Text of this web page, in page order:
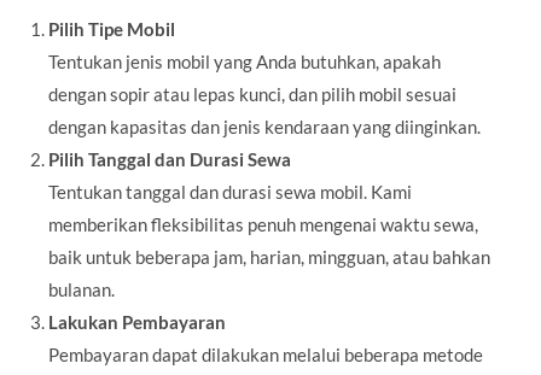
Pilih Tipe Mobil
Tentukan jenis mobil yang Anda butuhkan, apakah
dengan sopir atau lepas kunci, dan pilih mobil sesuai
dengan kapasitas dan jenis kendaraan yang diinginkan.
Pilih Tanggal dan Durasi Sewa
Tentukan tanggal dan durasi sewa mobil. Kami
memberikan fleksibilitas penuh mengenai waktu sewa,
baik untuk beberapa jam, harian, mingguan, atau bahkan
bulanan.
Lakukan Pembayaran
Pembayaran dapat dilakukan melalui beberapa metode